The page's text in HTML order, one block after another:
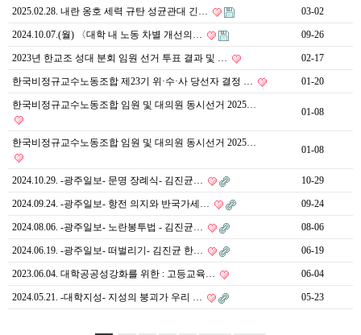
2025.02.28. 내란 옹호 세력 규탄 성균관대 긴… 03-02
2024.10.07.(월) 〈대학 내 노동 차별 개선의… 09-26
2023년 한교조 성대 분회 임원 선거 투표 결과 및 … 02-17
한국비정규교수노동조합 제23기 위·수·사 당선자 결정 … 01-20
한국비정규교수노동조합 임원 및 대의원 동시선거 2025…
01-08
한국비정규교수노동조합 임원 및 대의원 동시선거 2025…
01-08
2024.10.29. -광주일보- 문명 장례식- 김진균… 10-29
2024.09.24. -광주일보- 항전 의지와 반국가세… 09-24
2024.08.06. -광주일보- 노란봉투법 - 김진균… 08-06
2024.06.19. -광주일보- 떠벌리기- 김진균 한… 06-19
2023.06.04. 대학공공성강화를 위한 : 고등교육… 06-04
2024.05.21. -대학지성- 지성의 붕괴가 우리 … 05-23